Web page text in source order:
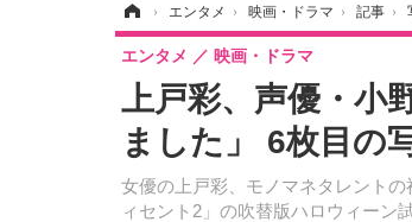
› エンタメ › 映画・ドラマ › 記事 ›
上戸彩、声優・小
ました」 6枚目の
女優の上戸彩、モノマネタレント
ィセント2」の吹替版ハロウィーン
エンタメ 映画・ドラマ